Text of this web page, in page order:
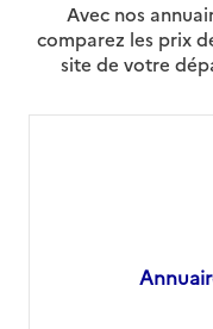
Avec nos
comparez les prix
site de votre